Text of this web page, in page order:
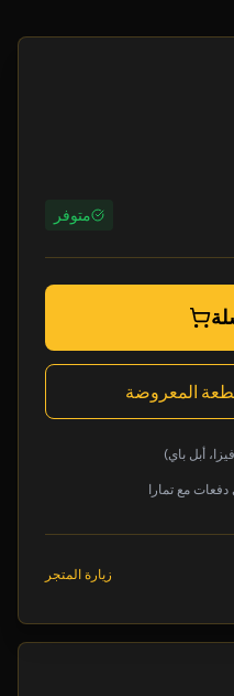
متوفر
المعروضة
أبل باي)
مع تمارا
زيارة المتجر